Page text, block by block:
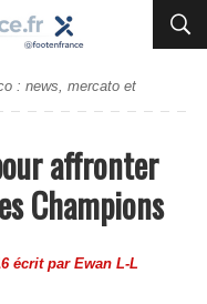
: news, mercato et
affronter
Champions
écrit par Ewan L-L